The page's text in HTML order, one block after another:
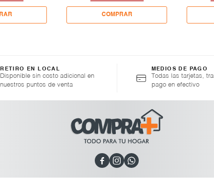
RETIRO EN LOCAL
Disponible sin costo adicional en
nuestros puntos de venta
MEDIOS DE PAGO
Todas las tarjetas,
pago en efectivo
  